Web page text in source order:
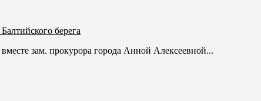
берега
зам. прокурора города Анной Алексеевной...